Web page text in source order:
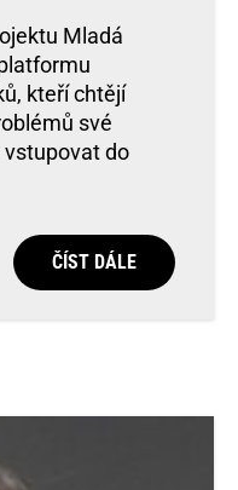
Mladá
kteří chtějí
své
do
ČÍST DÁLE